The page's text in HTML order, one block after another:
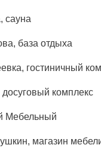
сауна
база отдыха
гостиничный
досуговый комплекс
Мебельный
магазин